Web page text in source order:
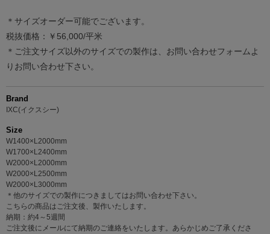
＊サイズオーダー可能でございます。
税抜価格：￥56,000/平米
＊ご注文サイズ以外のサイズでの製作は、お問い合わせフォームよ
りお問い合わせ下さい。
Brand
IXC(イクスシー)
Size
W1400×L2000mm
W1700×L2400mm
W2000×L2000mm
W2000×L2500mm
W2000×L3000mm
＊他のサイズでの製作につきましてはお問い合わせ下さい。
こちらの商品はご注文後、製作いたします。
納期：約4～5週間
ご注文後にメールにて納期のご連絡をいたします。あらかじめご了承くださ